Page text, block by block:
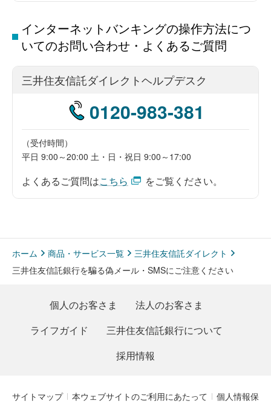
インターネットバンキングの操作方法につ
いてのお問い合わせ・よくあるご質問
三井住友信託ダイレクトヘルプデスク
0120-983-381
（受付時間）
平日 9:00～20:00 土・日・祝日 9:00～17:00
よくあるご質問はこちら をご覧ください。
ホーム 商品・サービス一覧
三井住友信託ダイレクト
三井住友信託銀行を騙る偽メール・SMSにご注意ください
個人のお客さま
法人のお客さま
ライフガイド
三井住友信託銀行について
採用情報
サイトマップ 本ウェブサイトのご利用にあたって
個人情報保